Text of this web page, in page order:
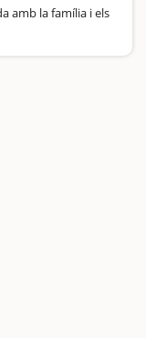
amb la família i els